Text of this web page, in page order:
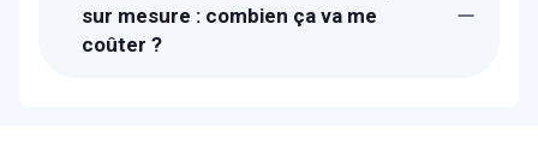
besoin. Pour les urgences, il faut compter 30
min. 1 à 2 jours pour la fabrication
sur mesure : combien ça va me
coûter ?